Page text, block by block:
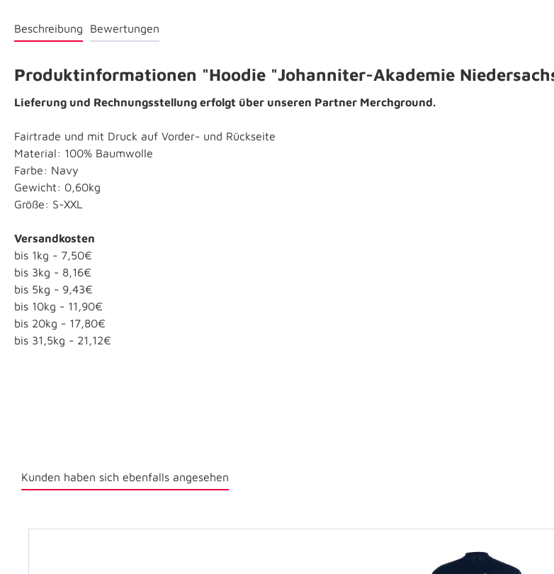
Beschreibung Bewertungen
Produktinformationen "Hoodie "Johanniter-Akademie
Lieferung und Rechnungsstellung erfolgt über unseren Partner Merchground.
Fairtrade und mit Druck auf Vorder- und Rückseite
Material: 100% Baumwolle
Farbe: Navy
Gewicht: 0,60kg
Größe: S-XXL
Versandkosten
bis 1kg - 7,50€
bis 3kg - 8,16€
bis 5kg - 9,43€
bis 10kg - 11,90€
bis 20kg - 17,80€
bis 31,5kg - 21,12€
Kunden haben sich ebenfalls angesehen